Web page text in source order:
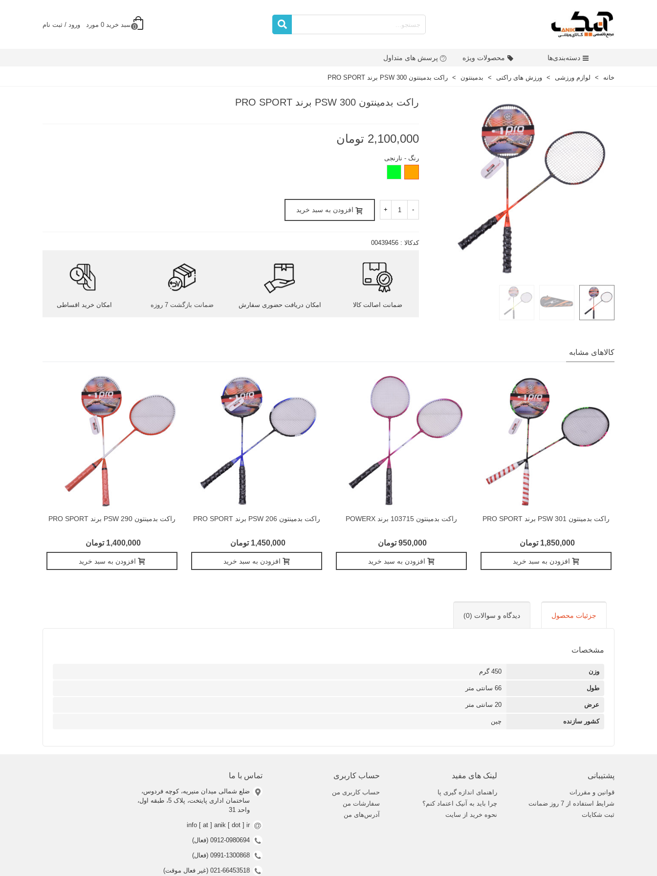
0 سبد خرید 0 مورد ورود / ثبت نام
دسته‌بندی‌ها محصولات ویژه پرسش های متداول
خانه > لوازم ورزشی > ورزش های راکتی > بدمینتون > راکت بدمینتون PSW 300 برند PRO SPORT
راکت بدمینتون PSW 300 برند PRO SPORT
2,100,000 تومان
رنگ - نارنجی
-
+ افزودن به سبد خرید
کدکالا : 00439456
ضمانت اصالت کالا امکان دریافت حضوری سفارش ضمانت بازگشت 7 روزه امکان خرید اقساطی
کالاهای مشابه
راکت بدمینتون PSW 301 برند PRO SPORT
1,850,000 تومان
افزودن به سبد خرید
راکت بدمینتون 103715 برند POWERX
950,000 تومان
افزودن به سبد خرید
راکت بدمینتون PSW 206 برند PRO SPORT
1,450,000 تومان
افزودن به سبد خرید
راکت بدمینتون PSW 290 برند PRO SPORT
1,400,000 تومان
افزودن به سبد خرید
جزئیات محصول دیدگاه و سوالات (0)
مشخصات
وزن 450 گرم
طول 66 سانتی متر
عرض 20 سانتی متر
کشور سازنده چین
پشتیبانی
قوانین و مقررات
شرایط استفاده از 7 روز ضمانت
ثبت شکایات
لینک های مفید
راهنمای اندازه گیری پا
چرا باید به آنیک اعتماد کنم؟
نحوه خرید از سایت
حساب کاربری
حساب کاربری من
سفارشات من
آدرس‌های من
تماس با ما
ضلع شمالی میدان منیریه، کوچه فردوس،
ساختمان اداری پایتخت، پلاک 5، طبقه اول،
واحد 31
info [ at ] anik [ dot ] ir
0912-0980694 (فعال)
0991-1300868 (فعال)
021-66453518 (غیر فعال موقت)